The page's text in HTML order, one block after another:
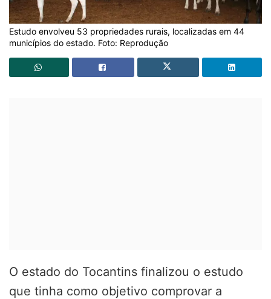
Estudo envolveu 53 propriedades rurais, localizadas em 44
municípios do estado. Foto: Reprodução
O estado do Tocantins finalizou o estudo
que tinha como objetivo comprovar a